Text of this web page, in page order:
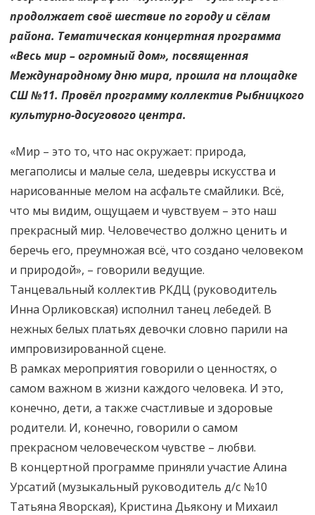
продолжает своё шествие по городу и сёлам
района. Тематическая концертная программа
«Весь мир – огромный дом», посвященная
Международному дню мира, прошла на площадке
СШ №11. Провёл программу коллектив Рыбницкого
культурно-досугового центра.
«Мир – это то, что нас окружает: природа,
мегаполисы и малые села, шедевры искусства и
нарисованные мелом на асфальте смайлики. Всё,
что мы видим, ощущаем и чувствуем – это наш
прекрасный мир. Человечество должно ценить и
беречь его, преумножая всё, что создано человеком
и природой», – говорили ведущие.
Танцевальный коллектив РКДЦ (руководитель
Инна Орликовская) исполнил танец лебедей. В
нежных белых платьях девочки словно парили на
импровизированной сцене.
В рамках мероприятия говорили о ценностях, о
самом важном в жизни каждого человека. И это,
конечно, дети, а также счастливые и здоровые
родители. И, конечно, говорили о самом
прекрасном человеческом чувстве – любви.
В концертной программе приняли участие Алина
Урсатий (музыкальный руководитель д/с №10
Татьяна Яворская), Кристина Дьякону и Михаил